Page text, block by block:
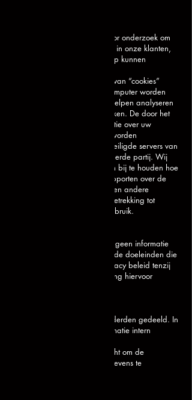
Wij verzamelen gegevens voor onderzoek om
zo een beter inzicht te krijgen in onze klanten,
zodat wij onze diensten hierop kunnen
Deze website maakt gebruik van “cookies”
(tekstbestandjes die op uw computer worden
geplaatst) om de website te helpen analyseren
hoe gebruikers de site gebruiken. De door het
cookie gegenereerde informatie over uw
gebruik van de website kan worden
overgebracht naar eigen beveiligde servers van
Berg Metaal of die van een derde partij. Wij
gebruiken deze informatie om bij te houden hoe
u de website gebruikt, om rapporten over de
website-activiteit op te stellen en andere
diensten aan te bieden met betrekking tot
website-activiteit en internetgebruik.
We verzamelen of gebruiken geen informatie
voor andere doeleinden dan de doeleinden die
worden beschreven in dit privacy beleid tenzij
we van tevoren uw toestemming hiervoor
De informatie wordt niet met derden gedeeld. In
enkele gevallen kan de informatie intern
Onze werknemers zijn verplicht om de
vertrouwelijkheid van uw gegevens te